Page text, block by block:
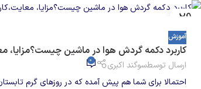
29
جولای
آموزش
کاربرد دکمه گردش هوا در ماشین چیست؟مزایا،
ارسال توسطسوگند اکبری 0
احتمالا برای شما هم پیش آمده که در روزهای گرم